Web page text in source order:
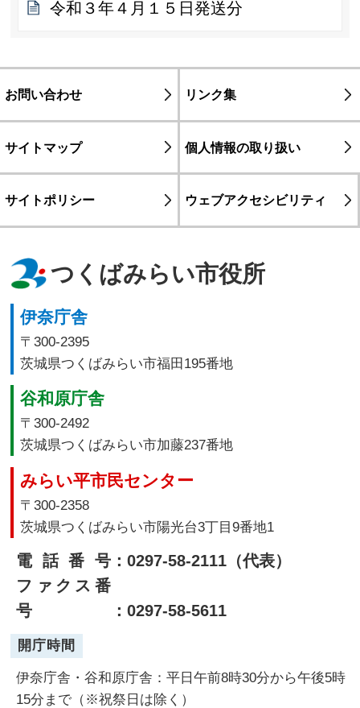
令和３年４月１５日発送分
お問い合わせ リンク集
サイトマップ 個人情報の取り扱い
サイトポリシー ウェブアクセシビリティ
つくばみらい市役所
伊奈庁舎
〒300-2395
茨城県つくばみらい市福田195番地
谷和原庁舎
〒300-2492
茨城県つくばみらい市加藤237番地
みらい平市民センター
〒300-2358
茨城県つくばみらい市陽光台3丁目9番地1
電話番号：0297-58-2111（代表）
ファクス番
号
：0297-58-5611
開庁時間
伊奈庁舎・谷和原庁舎：平日午前8時30分から午後5時
15分まで（※祝祭日は除く）